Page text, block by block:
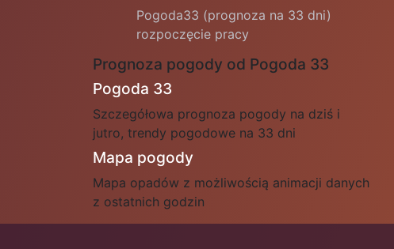
Pogoda33 (prognoza na 33 dni)
rozpoczęcie pracy
Prognoza pogody od Pogoda 33
Pogoda 33
Szczegółowa prognoza pogody na dziś i
jutro, trendy pogodowe na 33 dni
Mapa pogody
Mapa opadów z możliwością animacji danych
z ostatnich godzin